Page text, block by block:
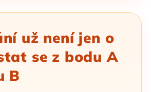
už není jen o
se z bodu A
B